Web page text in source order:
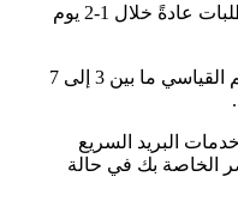
: تتم معالجة الطلبات عادةً خلال 1-2 يوم
يستغرق التسليم القياسي ما بين 3 إلى 7
البريد السريع
الخاصة بك في حالة